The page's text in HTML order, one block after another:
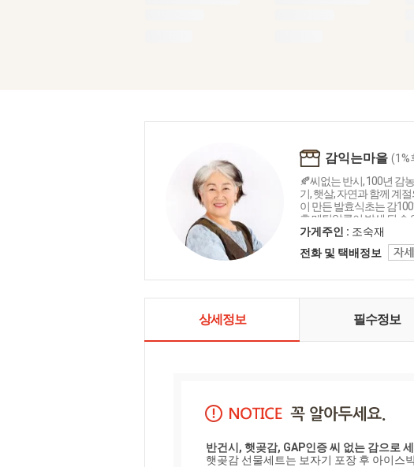
감익는마을 (1%
🍂씨없는 반시, 100년 감
기, 햇살, 자연과 함께 계
이 만든 발효식초는 감
후 메틸알콜이 발생 될 수
지를 모두 제거하여 전통
년 발효시켜 제대로 된 발
을 고집하는 감익는마을
지 않습니다. 📸현재는
반시, 지역명이 바뀌면서
울홍시 대왕감을 직접 농
챙기세요
가게주인 : 조숙재
전화 및 택배정보
상세정보 필수정보
반건시, 햇곶감, GAP인증 씨 없는 감으로
햇곶감 선물세트는 보자기 포장 후 아이스